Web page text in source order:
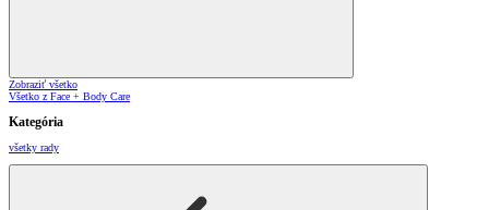
Zobraziť všetko
Všetko z Face + Body Care
Kategória
všetky rady